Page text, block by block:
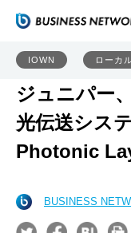
IOWN ローカ
ジュニパー
光伝送シス
Photonic
BUSINESS